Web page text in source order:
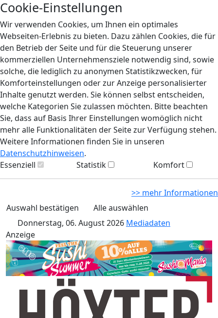
Cookie-Einstellungen
Wir verwenden Cookies, um Ihnen ein optimales
Webseiten-Erlebnis zu bieten. Dazu zählen Cookies, die für
den Betrieb der Seite und für die Steuerung unserer
kommerziellen Unternehmensziele notwendig sind, sowie
solche, die lediglich zu anonymen Statistikzwecken, für
Komforteinstellungen oder zur Anzeige personalisierter
Inhalte genutzt werden. Sie können selbst entscheiden,
welche Kategorien Sie zulassen möchten. Bitte beachten
Sie, dass auf Basis Ihrer Einstellungen womöglich nicht
mehr alle Funktionalitäten der Seite zur Verfügung stehen.
Weitere Informationen finden Sie in unseren
Datenschutzhinweisen.
Essenziell
Statistik Komfort
>> mehr Informationen
Auswahl bestätigen
Alle auswählen
Donnerstag, 06. August 2026 Mediadaten
Anzeige